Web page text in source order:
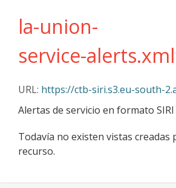
la-union-
service-alerts.xml
URL: https://ctb-siri.s3.eu-south-2.amazonaws.com/
Alertas de servicio en formato SIRI
Todavía no existen vistas creadas
recurso.